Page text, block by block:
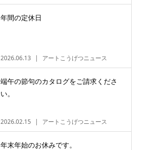
年間の定休日
2026.06.13 アートこうげつニュース
端午の節句のカタログをご請求くださ
い。
2026.02.15 アートこうげつニュース
年末年始のお休みです。